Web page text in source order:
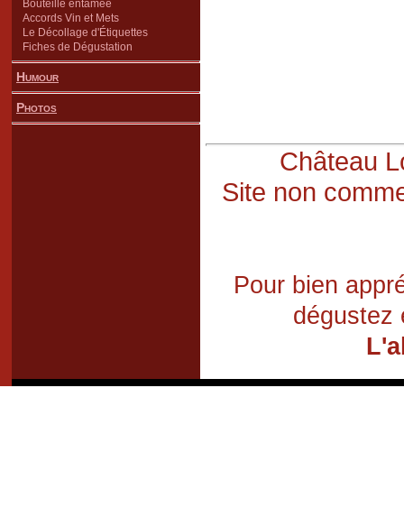
Bouteille entamée
Accords Vin et Mets
Le Décollage d'Étiquettes
Fiches de Dégustation
Humour
Photos
Château
Site non
Pour bien
dégustez